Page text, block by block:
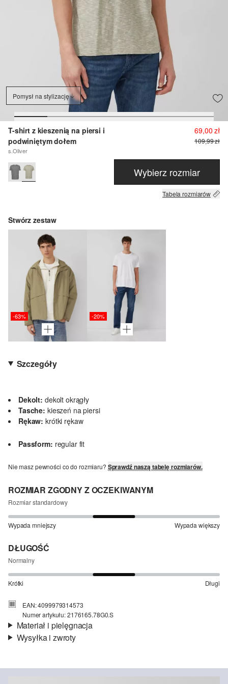
Pomysł na stylizację
T-shirt z kieszenią na piersi i
podwiniętym dołem
s.Oliver
69,00 zł
109,99 zł
Wybierz rozmiar
Tabela rozmiarów
Stwórz zestaw
-63% -20%
Szczegóły
Dekolt: dekolt okrągły
Tasche: kieszeń na piersi
Rękaw: krótki rękaw
Passform: regular fit
Nie masz pewności co do rozmiaru? Sprawdź naszą tabelę rozmiarów.
ROZMIAR ZGODNY Z OCZEKIWANYM
Rozmiar standardowy
Wypada mniejszy Wypada większy
DŁUGOŚĆ
Normalny
Krótki Długi
EAN: 4099979314573
Numer artykułu: 2176165.78G0.S
Materiał i pielęgnacja
Wysyłka i zwroty